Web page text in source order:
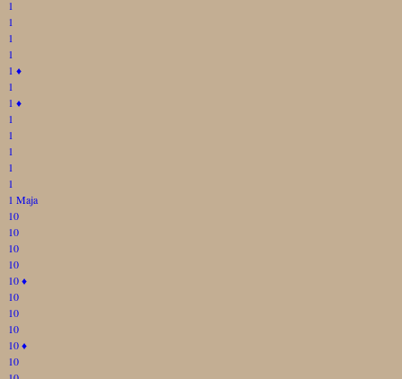
1
1
1
1
1 ♦
1
1 ♦
1
1
1
1
1
1 Maja
10
10
10
10
10♦
10
10
10
10♦
10